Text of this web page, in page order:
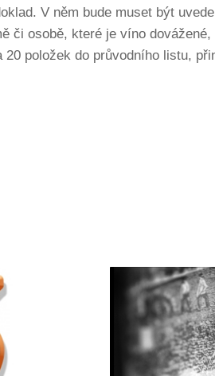
V něm bude muset být
či osobě, které je víno
položek do průvodního listu,